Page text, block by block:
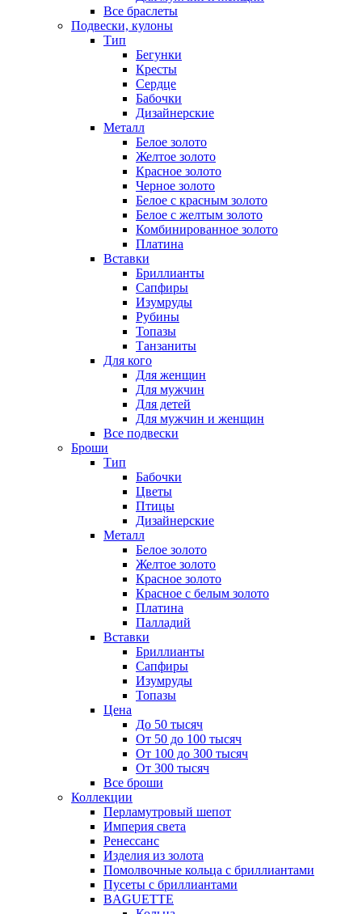
Все браслеты
Подвески, кулоны
Тип
Бегунки
Кресты
Сердце
Бабочки
Дизайнерские
Металл
Белое золото
Желтое золото
Красное золото
Черное золото
Белое с красным золото
Белое с желтым золото
Комбинированное золото
Платина
Вставки
Бриллианты
Сапфиры
Изумруды
Рубины
Топазы
Танзаниты
Для кого
Для женщин
Для мужчин
Для детей
Для мужчин и женщин
Все подвески
Броши
Тип
Бабочки
Цветы
Птицы
Дизайнерские
Металл
Белое золото
Желтое золото
Красное золото
Красное с белым золото
Платина
Палладий
Вставки
Бриллианты
Сапфиры
Изумруды
Топазы
Цена
До 50 тысяч
От 50 до 100 тысяч
От 100 до 300 тысяч
От 300 тысяч
Все броши
Коллекции
Перламутровый шепот
Империя света
Ренессанс
Изделия из золота
Помолвочные кольца с бриллиантами
Пусеты с бриллиантами
BAGUETTE